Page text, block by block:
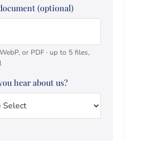
(optional)
or PDF · up to 5 files,
hear about us?